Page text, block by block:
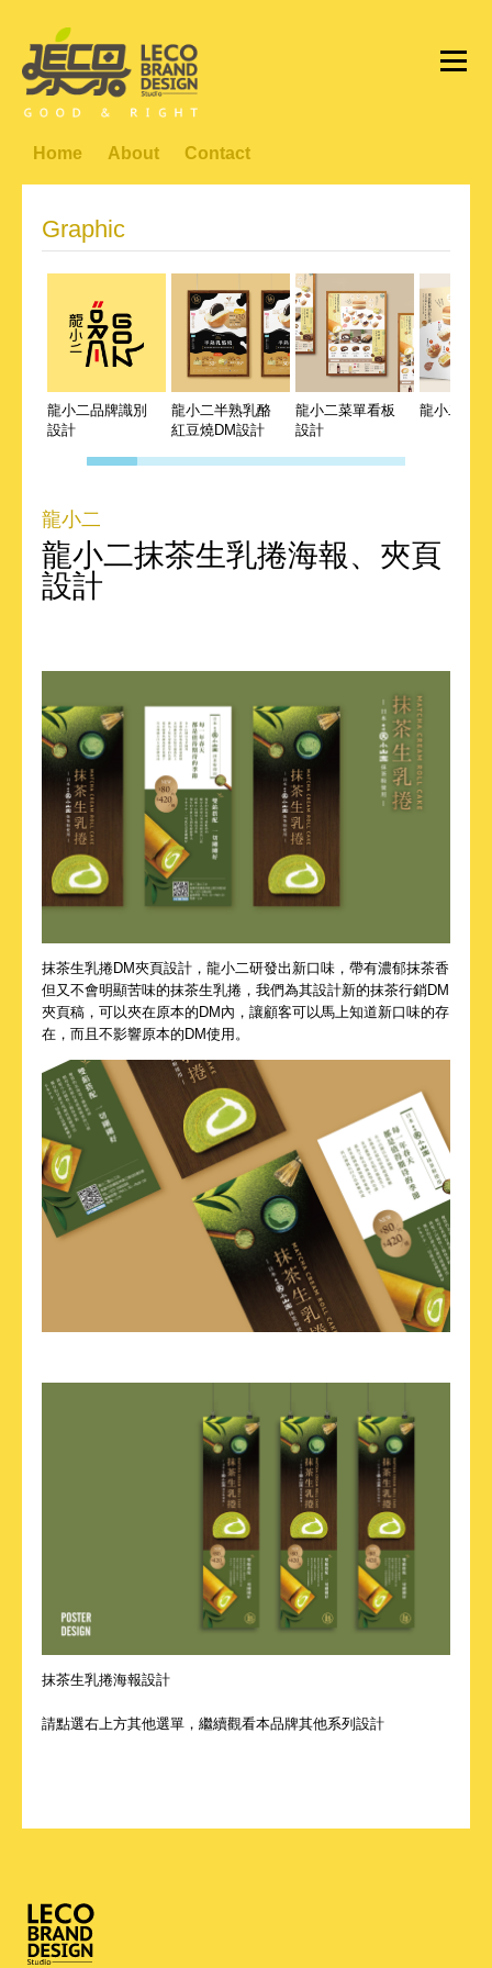
Home About Contact
Graphic
龍小二品牌識別
設計
龍小二半熟乳酪
紅豆燒DM設計
龍小二菜單看板
設計
龍小二DM
龍小二
龍小二抹茶生乳捲海報、夾頁
設計
抹茶生乳捲DM夾頁設計，龍小二研發出新口味，帶有濃郁抹茶香
但又不會明顯苦味的抹茶生乳捲，我們為其設計新的抹茶行銷DM
夾頁稿，可以夾在原本的DM內，讓顧客可以馬上知道新口味的存
在，而且不影響原本的DM使用。
抹茶生乳捲海報設計
請點選右上方其他選單，繼續觀看本品牌其他系列設計